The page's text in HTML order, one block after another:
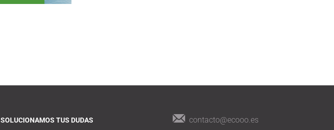
SOLUCIONAMOS TUS DUDAS
contacto@ecooo.es